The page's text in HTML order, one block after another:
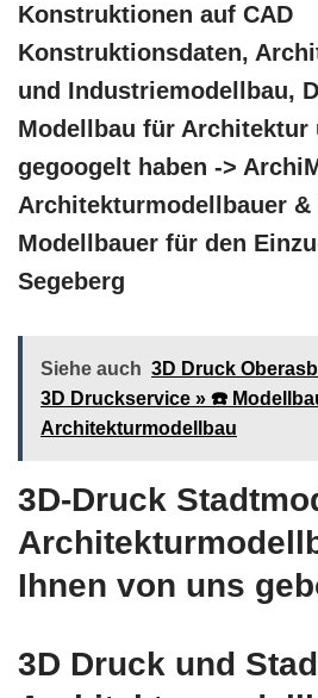
Konstruktionen auf CAD
Konstruktionsdaten,
und Industriemodellbau,
Modellbau für Architektur
gegoogelt haben ->
Architekturmodellbauer &
Modellbauer für den
Segeberg
Siehe auch 3D Druck
3D Druckservice » ☎️
Architekturmodellbau
3D-Druck
Ihnen von uns
3D Druck und